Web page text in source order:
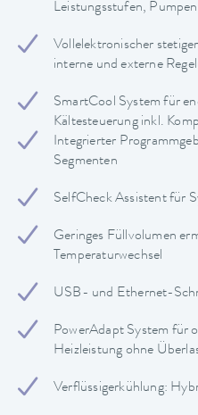
Leistungsstufen,
Vollelektronischer
interne und externe
SmartCool System für
Kältesteuerung inkl.
Integrierter
Segmenten
SelfCheck Assistent für
Geringes Füllvolumen
Temperaturwechsel
USB- und Ethernet-
PowerAdapt System für
Heizleistung ohne
Verflüssigerkühlung: